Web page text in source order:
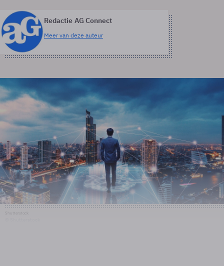
Redactie AG Connect
Meer van deze auteur